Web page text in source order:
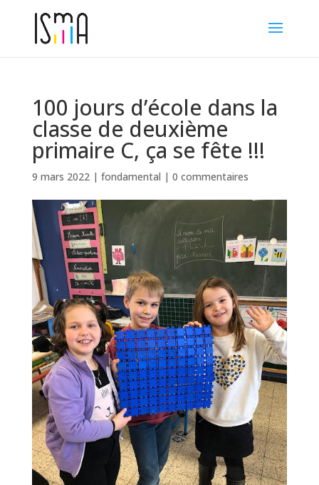
100 jours d’école dans la
classe de deuxième
primaire C, ça se fête !!!
9 mars 2022| fondamental | 0 commentaires